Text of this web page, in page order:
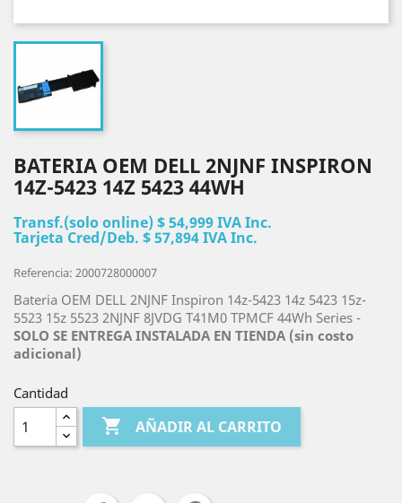
BATERIA OEM DELL 2NJNF INSPIRON
14Z-5423 14Z 5423 44WH
Transf.(solo online) $ 54,999 IVA Inc.
Tarjeta Cred/Deb. $ 57,894 IVA Inc.
Referencia: 2000728000007
Bateria OEM DELL 2NJNF Inspiron 14z-5423 14z 5423 15z-
5523 15z 5523 2NJNF 8JVDG T41M0 TPMCF 44Wh Series -
SOLO SE ENTREGA INSTALADA EN TIENDA (sin costo
adicional)
Cantidad
 AÑADIR AL CARRITO